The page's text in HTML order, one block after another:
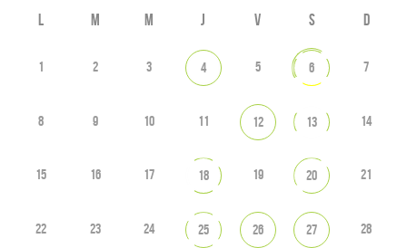
L M M J V S D
1 2 3 4 5 6 7
8 9 10 11 12 13 14
15 16 17 18 19 20 21
22 23 24 25 26 27 28